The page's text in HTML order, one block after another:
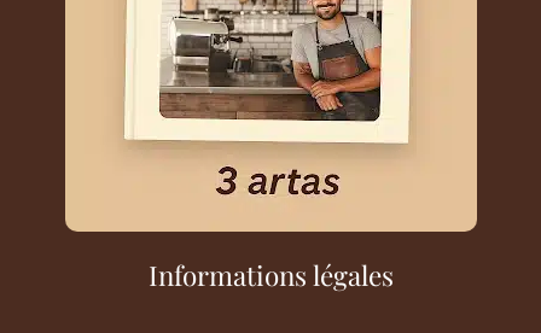
Informations légales